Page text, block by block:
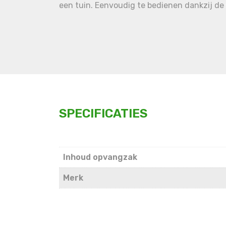
een tuin. Eenvoudig te bedienen dankzij
SPECIFICATIES
Inhoud opvangzak
Merk